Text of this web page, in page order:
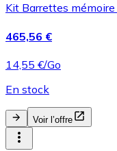
Kit Barrettes
465,56 €
14,55 €/Go
En stock
Voir l’offre